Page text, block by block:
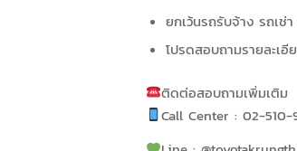
ยกเว้นรถรับจ้าง รถเช่
โปรดสอบถามรายละเ
ติดต่อสอบถามเพิ่มเติม
Call Center : 02-510-